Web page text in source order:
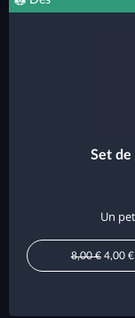
Set de
Un
8,00 €4,00 €